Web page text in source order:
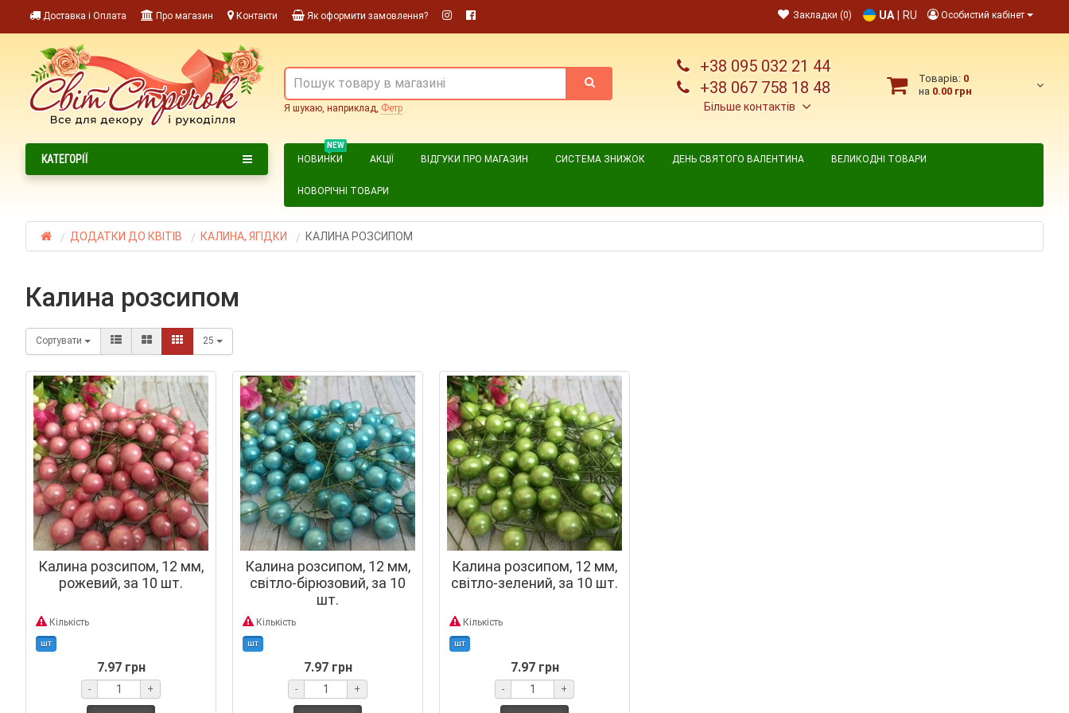
Доставка і Оплата Про магазин Контакти Як оформити замовлення? Особистий кабінет
UA RU
Закладки (0)
+38 095 032 21 44
+38 067 758 18 48
Більше контактів
Товарів: 0
на 0.00 грн
Я шукаю, наприклад, Фетр
NEW
НОВИНКИ АКЦІЇ ВІДГУКИ ПРО МАГАЗИН СИСТЕМА ЗНИЖОК ДЕНЬ СВЯТОГО ВАЛЕНТИНА ВЕЛИКОДНІ ТОВАРИ
НОВОРІЧНІ ТОВАРИ
КАТЕГОРІЇ
ДОДАТКИ ДО КВІТІВ КАЛИНА, ЯГІДКИ КАЛИНА РОЗСИПОМ
калина розсипом
Сортувати 25
Калина розсипом, 12 мм,
рожевий, за 10 шт.
Кількість
шт
7.97 грн
- +
Калина розсипом, 12 мм,
світло-бірюзовий, за 10
шт.
Кількість
шт
7.97 грн
- +
Калина розсипом, 12 мм,
світло-зелений, за 10 шт.
Кількість
шт
7.97 грн
- +